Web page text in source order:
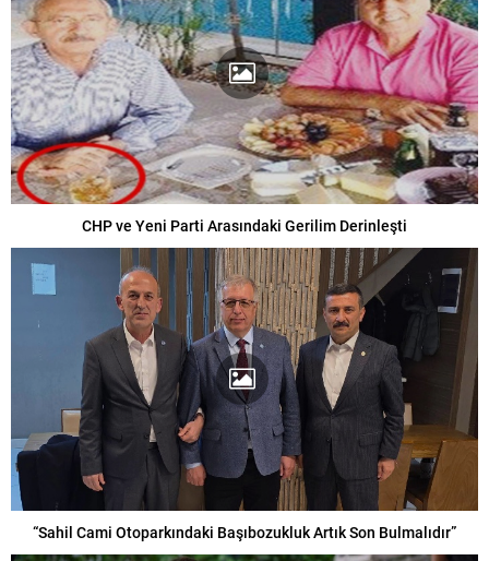
CHP ve Yeni Parti Arasındaki Gerilim Derinleşti
“Sahil Cami Otoparkındaki Başıbozukluk Artık Son Bulmalıdır”